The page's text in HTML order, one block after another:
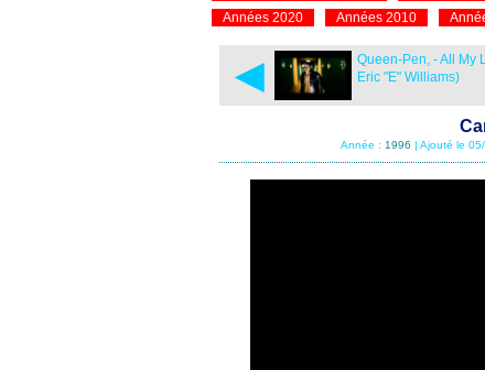
Années 2020
Années 2010
◄
Queen-Pen, - All My
Eric "E" Williams)
Année : 1996 | Ajouté le